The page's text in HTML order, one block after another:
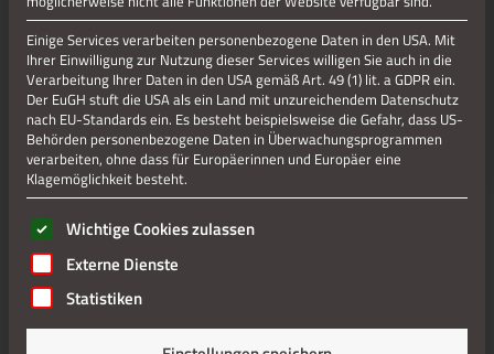
Chemie, Medizin-, Pharmazie- und Labor-Technik und
Arzneiherstellung werden dem Besucher veranschaulicht.
Unser Schmuckstück -die Pflanzenkammer- zeigt: „Gegen
fast alles ist ein Kraut gewachsen.“ Naturwissenschaftliche
Buchwerke lockern den Ausstellungsbereich auf und laden
zum Lesen ein. Eine Kaffee -Theke mit genügend
Sitzgelegenheiten lässt einen entspannten Museumsbesuch
zu.
Der “Treff International“ als multinationale und
multikulturelle Begegnungsstätte wird fortgeführt.
Schwerpunkte sind:
Einige Services verarbeiten personenbezogene Daten in den USA. Mit
Ihrer Einwilligung zur Nutzung dieser Services willigen Sie auch in die
Verarbeitung Ihrer Daten in den USA gemäß Art. 49 (1) lit. a GDPR ein.
Der EuGH stuft die USA als ein Land mit unzureichendem Datenschutz
nach EU-Standards ein. Es besteht beispielsweise die Gefahr, dass US-
Behörden personenbezogene Daten in Überwachungsprogrammen
verarbeiten, ohne dass für Europäerinnen und Europäer eine
Klagemöglichkeit besteht.
Es folgt eine Liste der Service-Gruppen, für die eine
Wichtige Cookies zulassen
Externe Dienste
Statistiken